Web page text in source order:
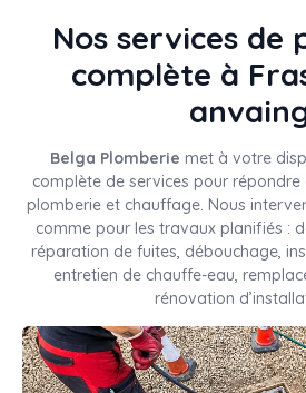
Nos services de
complète à
Belga Plomberie met à votre
complète de services pour
plomberie et chauffage. Nous
comme pour les travaux planifiés :
réparation de fuites, débouchage,
entretien de chauffe-eau,
rénovation